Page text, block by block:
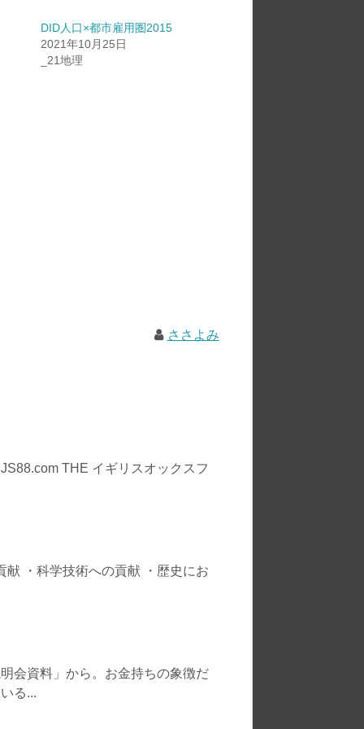
DID人口×都市雇用圏2015
2021年10月25日
_21地理
ささよみ
THE イギリスオックスフ
・科学技術への貢献 ・歴史にお
会資料」から。お金持ちの象徴だ
る...